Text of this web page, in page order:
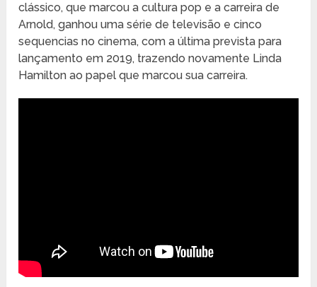
clássico, que marcou a cultura pop e a carreira de
Arnold, ganhou uma série de televisão e cinco
sequencias no cinema, com a última prevista para
lançamento em 2019, trazendo novamente Linda
Hamilton ao papel que marcou sua carreira.